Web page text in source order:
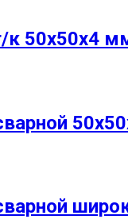
50х50х4